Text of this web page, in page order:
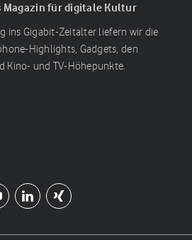
Magazin für digitale Kultur
ins Gigabit-Zeitalter liefern wir die
Highlights, Gadgets, den
Kino- und TV-Höhepunkte.